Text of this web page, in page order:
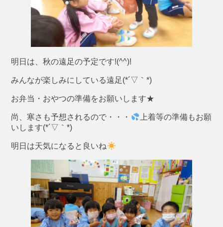
明日は、秋の遠足の予定です!(^^)!
みんなが楽しみにしている遠足(*´▽｀*)
お弁当・おやつの準備をお願いします★
尚、寒さも予想されるので・・・
上着等の準備もお願
いします(*´▽｀*)
明日は天気になると良いね